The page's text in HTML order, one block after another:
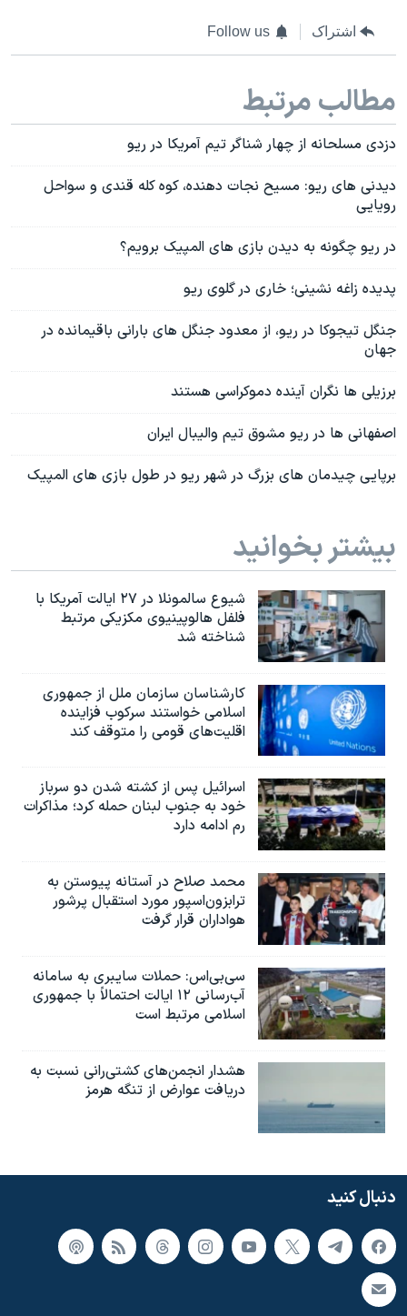
اشتراک Follow us
مطالب مرتبط
دزدی مسلحانه از چهار شناگر تیم آمریکا در ریو
دیدنی های ریو: مسیح نجات دهنده، کوه کله قندی و سواحل
رویایی
در ریو چگونه به دیدن بازی های المپیک برویم؟
پدیده زاغه نشینی؛ خاری در گلوی ریو
جنگل تیجوکا در ریو، از معدود جنگل های بارانی باقیمانده در
جهان
برزیلی ها نگران آینده دموکراسی هستند
اصفهانی ها در ریو مشوق تیم والیبال ایران
برپایی چیدمان های بزرگ در شهر ریو در طول بازی های المپیک
بیشتر بخوانید
شیوع سالمونلا در ۲۷ ایالت آمریکا با
فلفل هالوپینیوی مکزیکی مرتبط
شناخته شد
کارشناسان سازمان ملل از جمهوری
اسلامی خواستند سرکوب فزاینده
اقلیت‌های قومی را متوقف کند
اسرائیل پس از کشته شدن دو سرباز
خود به جنوب لبنان حمله کرد؛ مذاکرات
رم ادامه دارد
محمد صلاح در آستانه پیوستن به
ترابزون‌اسپور مورد استقبال پرشور
هواداران قرار گرفت
سی‌بی‌اس: حملات سایبری به سامانه
آب‌رسانی ۱۲ ایالت احتمالاً با جمهوری
اسلامی مرتبط است
هشدار انجمن‌های کشتی‌رانی نسبت به
دریافت عوارض از تنگه هرمز
دنبال کنید